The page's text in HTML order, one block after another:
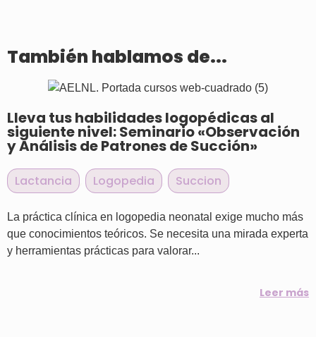
También hablamos de...
Lleva tus habilidades logopédicas al
siguiente nivel: Seminario «Observación
y Análisis de Patrones de Succión»
Lactancia Logopedia Succion
La práctica clínica en logopedia neonatal exige mucho más
que conocimientos teóricos. Se necesita una mirada experta
y herramientas prácticas para valorar...
Leer más